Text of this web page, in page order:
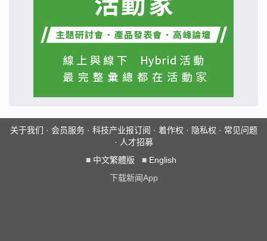
关于我们 · 会员服务· 科技产业报订阅 · 着作权 · 隐私权 · 常见问题
· 人才招募
■ 中文繁體版 ■ English
下载新闻App